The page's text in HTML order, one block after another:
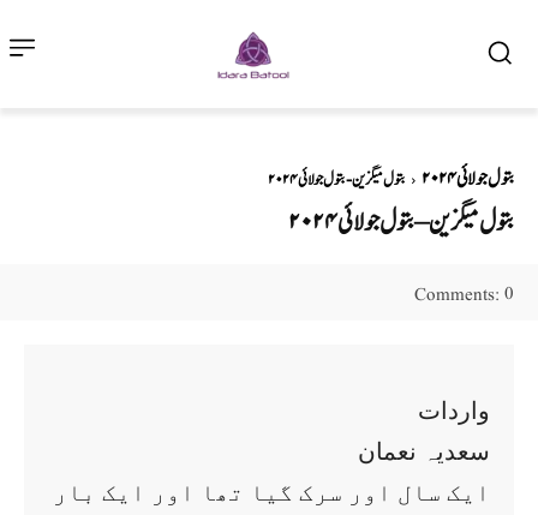
بتول جولائی ۲۰۲۴ بتول میگزین - بتول جولائی ۲۰۲۴
بتول میگزین – بتول جولائی ۲۰۲۴
Comments: 0
واردات
سعدیہ نعمان
ایک سال اور سرک گیا تھا اور ایک بار